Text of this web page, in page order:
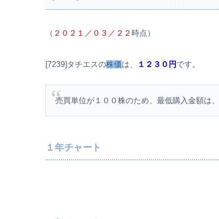
（ ２０２１／０３／２２ 時点）
[7239]タチエスの株価は、 １２３０円 です。
売買単位が１００株のため、最低購入金額は
１年チャート